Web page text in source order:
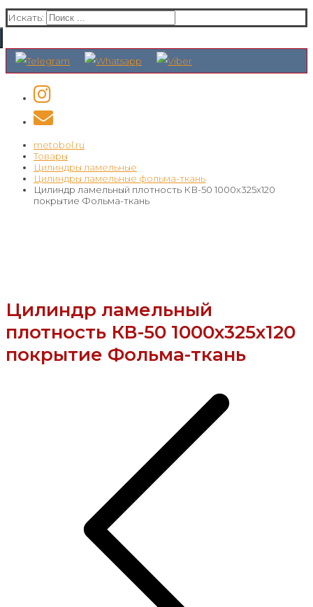
Искать:
metobol.ru
Товары
Цилиндры ламельные
Цилиндры ламельные фольма-ткань
Цилиндр ламельный плотность КВ-50 1000х325х120
покрытие Фольма-ткань
Цилиндр ламельный
плотность КВ-50 1000х325х120
покрытие Фольма-ткань